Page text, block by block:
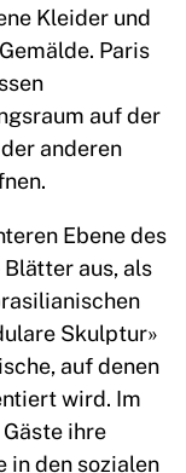
Kleider und
Paris
auf der
anderen
Ebene des
aus, als
Skulptur»
auf denen
wird. Im
ihre
in den sozialen